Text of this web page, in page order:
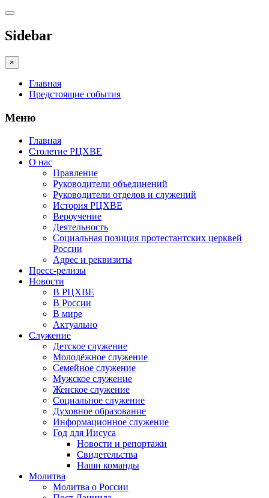
Sidebar
×
Главная
Предстоящие события
Меню
Главная
Столетие РЦХВЕ
О нас
Правление
Руководители объединений
Руководители отделов и служений
История РЦХВЕ
Вероучение
Деятельность
Социальная позиция протестантских церквей
России
Адрес и реквизиты
Пресс-релизы
Новости
В РЦХВЕ
В России
В мире
Актуально
Служение
Детское служение
Молодёжное служение
Семейное служение
Мужское служение
Женское служение
Социальное служение
Духовное образование
Информационное служение
Год для Иисуса
Новости и репортажи
Свидетельства
Наши команды
Молитва
Молитва о России